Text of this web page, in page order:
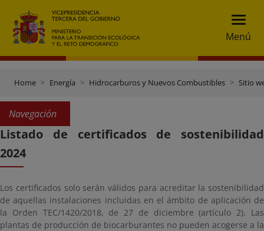
Menú
Home Energía Hidrocarburos y Nuevos Combustibles Sitio
Navegación
Listado de certificados de sostenibilidad
2024
Los certificados solo serán válidos para acreditar la sostenibilidad
de aquellas instalaciones incluidas en el ámbito de aplicación de
la Orden TEC/1420/2018, de 27 de diciembre (artículo 2). Las
plantas de producción de biocarburantes no pueden acogerse a la